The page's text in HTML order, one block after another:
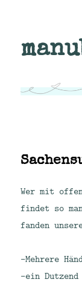
Wer mit
findet so
fanden
-Mehrere
-ein